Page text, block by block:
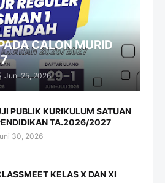
CALON MURID
Juni 25, 2026
PUBLIK KURIKULUM SATUAN
TA.2026/2027
30, 2026
KELAS X DAN XI